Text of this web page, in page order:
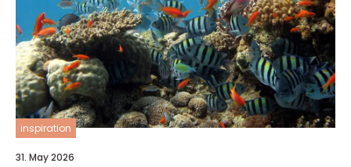
inspiration
31. May 2026